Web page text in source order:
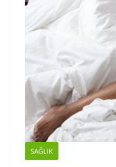
SAĞLIK